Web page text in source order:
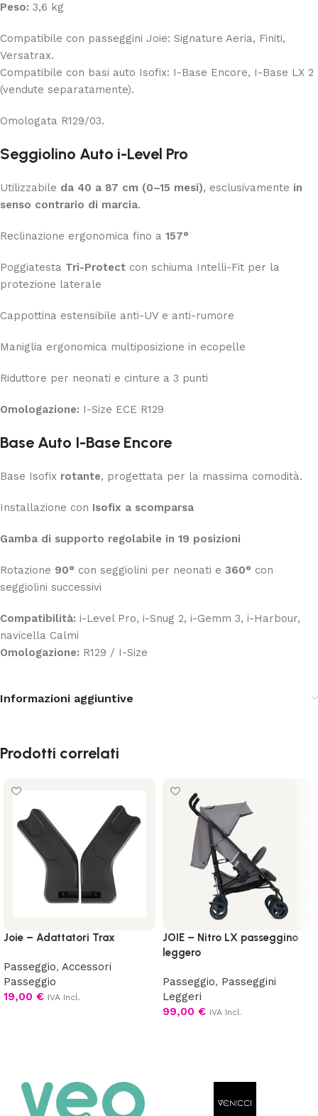
Peso: 3,6 kg
Compatibile con passeggini Joie: Signature Aeria, Finiti,
Versatrax.
Compatibile con basi auto Isofix: I-Base Encore, I-Base LX 2
(vendute separatamente).
Omologata R129/03.
Seggiolino Auto i-Level Pro
Utilizzabile da 40 a 87 cm (0–15 mesi), esclusivamente in
senso contrario di marcia.
Reclinazione ergonomica fino a 157°
Poggiatesta Tri-Protect con schiuma Intelli-Fit per la
protezione laterale
Cappottina estensibile anti-UV e anti-rumore
Maniglia ergonomica multiposizione in ecopelle
Riduttore per neonati e cinture a 3 punti
Omologazione: I-Size ECE R129
Base Auto I-Base Encore
Base Isofix rotante, progettata per la massima comodità.
Installazione con Isofix a scomparsa
Gamba di supporto regolabile in 19 posizioni
Rotazione 90° con seggiolini per neonati e 360° con
seggiolini successivi
Compatibilità: i-Level Pro, i-Snug 2, i-Gemm 3, i-Harbour,
navicella Calmi
Omologazione: R129 / I-Size
Informazioni aggiuntive
Prodotti correlati
Joie – Adattatori Trax
Passeggio, Accessori
Passeggio
19,00 € IVA Incl.
JOIE – Nitro LX passeggino
leggero
Passeggio, Passeggini
Leggeri
99,00 € IVA Incl.